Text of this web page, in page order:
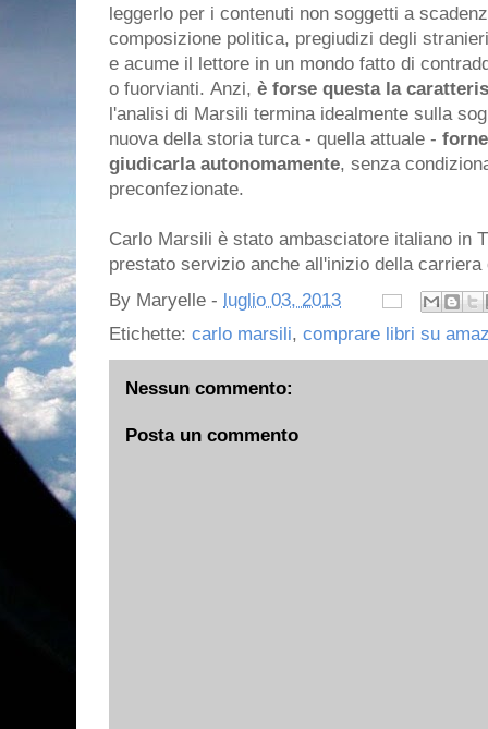
leggerlo per i contenuti non soggetti a
composizione politica, pregiudizi degli
e acume il lettore in un mondo fatto di
o fuorvianti. Anzi, è forse questa la
l'analisi di Marsili termina idealmente sulla
nuova della storia turca - quella attuale -
giudicarla autonomamente, senza
preconfezionate.
Carlo Marsili è stato ambasciatore italiano in
prestato servizio anche all'inizio della carriera
By Maryelle - luglio 03, 2013
Etichette: carlo marsili, comprare libri su
Nessun commento:
Posta un commento